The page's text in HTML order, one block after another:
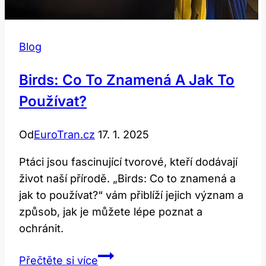
Blog
Birds: Co To Znamená A Jak To
Používat?
OdEuroTran.cz 17. 1. 2025
Ptáci jsou fascinující tvorové, kteří dodávají
život naší přírodě. „Birds: Co to znamená a
jak to používat?“ vám přiblíží jejich význam a
způsob, jak je můžete lépe poznat a
ochránit.
Přečtěte si víceBirds: